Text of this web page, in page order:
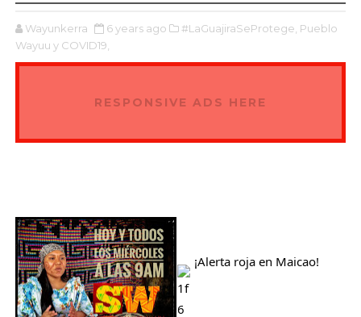
Wayunkerra 6 years ago #LaGuajiraSeProtege, Pueblo
Wayuu y COVID19,
RESPONSIVE ADS HERE
¡Alerta roja en Maicao!